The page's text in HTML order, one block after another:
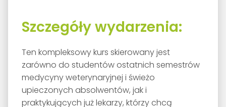
Szczegóły wydarzenia:
Ten kompleksowy kurs skierowany jest
zarówno do studentów ostatnich semestrów
medycyny weterynaryjnej i świeżo
upieczonych absolwentów, jak i
praktykujących już lekarzy, którzy chcą